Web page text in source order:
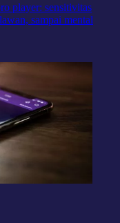
player: sensitivitas
sampai mental